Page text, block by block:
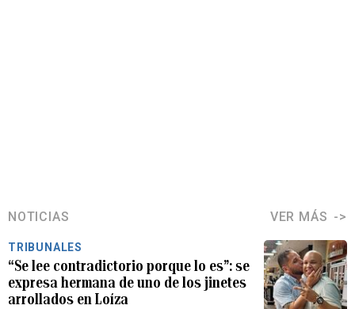
NOTICIAS VER MÁS
TRIBUNALES
“Se lee contradictorio porque lo es”: se
expresa hermana de uno de los jinetes
arrollados en Loíza